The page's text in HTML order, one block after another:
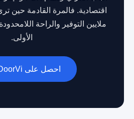
ملايين التوفير والراحة
الأولى.
احصل على DoorVi الآن